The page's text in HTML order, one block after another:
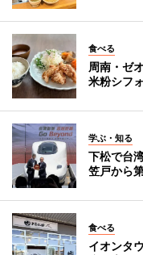
食べる
周南・ゼ
米粉シフ
学ぶ・知る
下松で台
笠戸から
食べる
イオンタ